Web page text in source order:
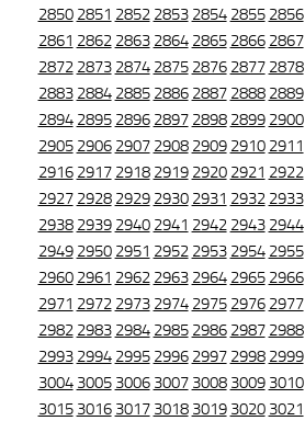
2850 2851 2852 2853 2854 2855 2856
2861 2862 2863 2864 2865 2866 2867
2872 2873 2874 2875 2876 2877 2878
2883 2884 2885 2886 2887 2888 2889
2894 2895 2896 2897 2898 2899 2900
2905 2906 2907 2908 2909 2910 2911
2916 2917 2918 2919 2920 2921 2922
2927 2928 2929 2930 2931 2932 2933
2938 2939 2940 2941 2942 2943 2944
2949 2950 2951 2952 2953 2954 2955
2960 2961 2962 2963 2964 2965 2966
2971 2972 2973 2974 2975 2976 2977
2982 2983 2984 2985 2986 2987 2988
2993 2994 2995 2996 2997 2998 2999
3004 3005 3006 3007 3008 3009 3010
3015 3016 3017 3018 3019 3020 3021